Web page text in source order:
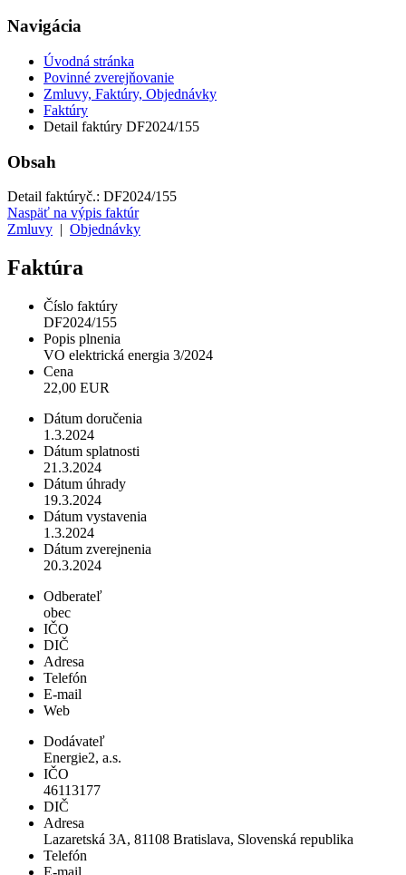
Navigácia
Úvodná stránka
Povinné zverejňovanie
Zmluvy, Faktúry, Objednávky
Faktúry
Detail faktúry DF2024/155
Obsah
Detail faktúryč.: DF2024/155
Naspäť na výpis faktúr
Zmluvy
Objednávky
Faktúra
Číslo faktúry
DF2024/155
Popis plnenia
VO elektrická energia 3/2024
Cena
22,00 EUR
Dátum doručenia
1.3.2024
Dátum splatnosti
21.3.2024
Dátum úhrady
19.3.2024
Dátum vystavenia
1.3.2024
Dátum zverejnenia
20.3.2024
Odberateľ
obec
IČO
DIČ
Adresa
Telefón
E-mail
Web
Dodávateľ
Energie2, a.s.
IČO
46113177
DIČ
Adresa
Lazaretská 3A, 81108 Bratislava, Slovenská republika
Telefón